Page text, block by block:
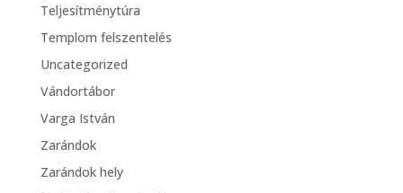
Teljesítménytúra
Templom felszentelés
Uncategorized
Vándortábor
Varga István
Zarándok
Zarándok hely